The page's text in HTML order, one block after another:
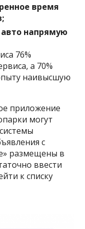
время
напрямую
76%
а 70%
наивысшую
приложение
могут
с
размещены в
ввести
к списку